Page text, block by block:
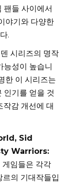
팬들 사이에서
야기와 다양한
.
시리즈의 명작
성이 높습니
한 이 시리즈는
인기를 얻을 것
작감 개선에 대
Sid
Warriors:
게임들은 각각
르의 기대작들입